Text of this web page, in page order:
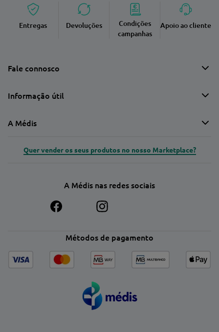
Entregas Devoluções
Condições
campanhas
Apoio ao cliente
Fale connosco
Informação útil
A Médis
Quer vender os seus produtos no nosso Marketplace?
A Médis nas redes sociais
Métodos de pagamento